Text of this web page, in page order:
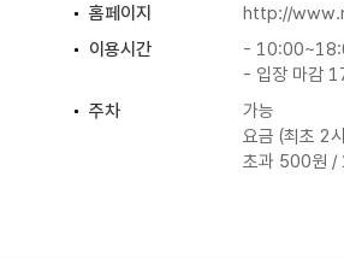
홈페이지
http://
이용시간
-
- 입장 마감
주차
가능
요금 (최초 2
초과 500원 /